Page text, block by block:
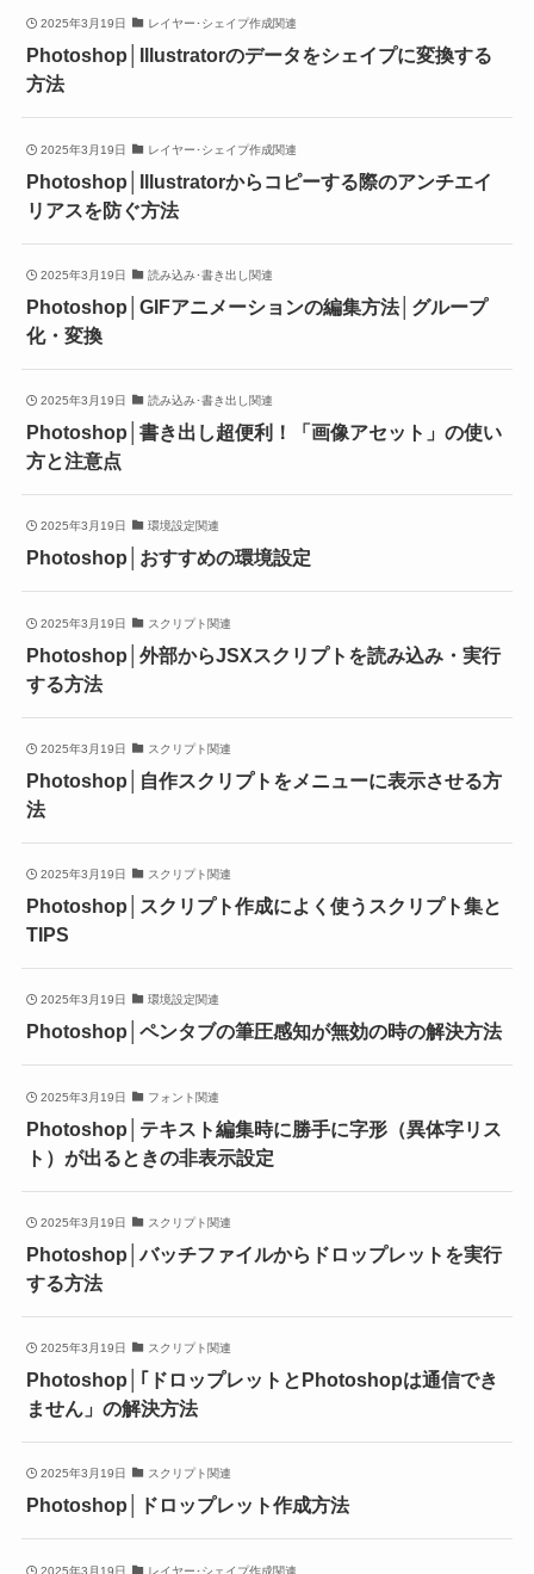
2025年3月19日 レイヤー･シェイプ作成関連
Photoshop│Illustratorのデータをシェイプに変換する
方法
2025年3月19日 レイヤー･シェイプ作成関連
Photoshop│Illustratorからコピーする際のアンチエイ
リアスを防ぐ方法
2025年3月19日 読み込み･書き出し関連
Photoshop│GIFアニメーションの編集方法│グループ
化・変換
2025年3月19日 読み込み･書き出し関連
Photoshop│書き出し超便利！「画像アセット」の使い
方と注意点
2025年3月19日 環境設定関連
Photoshop│おすすめの環境設定
2025年3月19日 スクリプト関連
Photoshop│外部からJSXスクリプトを読み込み・実行
する方法
2025年3月19日 スクリプト関連
Photoshop│自作スクリプトをメニューに表示させる方
法
2025年3月19日 スクリプト関連
Photoshop│スクリプト作成によく使うスクリプト集と
TIPS
2025年3月19日 環境設定関連
Photoshop│ペンタブの筆圧感知が無効の時の解決方法
2025年3月19日 フォント関連
Photoshop│テキスト編集時に勝手に字形（異体字リス
ト）が出るときの非表示設定
2025年3月19日 スクリプト関連
Photoshop│バッチファイルからドロップレットを実行
する方法
2025年3月19日 スクリプト関連
Photoshop│｢ドロップレットとPhotoshopは通信でき
ません」の解決方法
2025年3月19日 スクリプト関連
Photoshop│ドロップレット作成方法
2025年3月19日 レイヤー･シェイプ作成関連